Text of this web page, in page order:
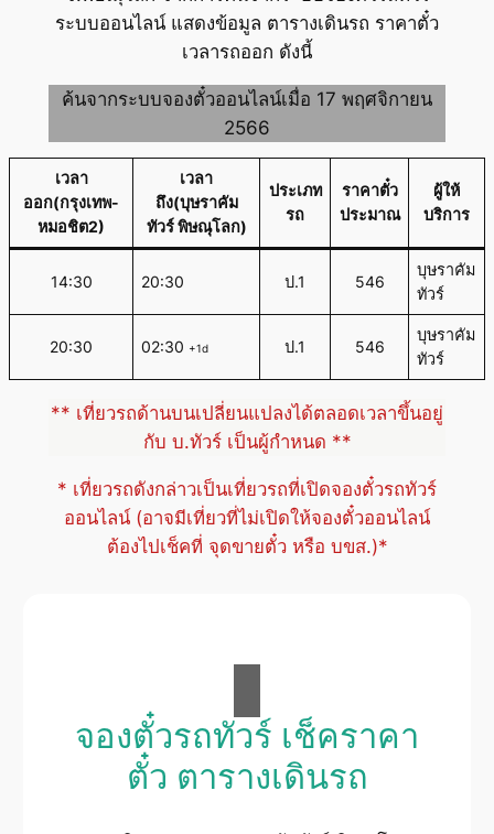
ระบบออนไลน์ แสดงข้อมูล ตารางเดินรถ ราคาตั๋ว
เวลารถออก ดังนี้
ค้นจากระบบจองตั๋วออนไลน์เมื่อ 17 พฤศจิกายน
2566
เวลา
ออก(กรุงเทพ-
หมอชิต2)
เวลา
ถึง(บุษราคัม
ทัวร์ พิษณุโลก)
ประเภท
รถ
ราคาตั๋ว
ประมาณ
ผู้ให้
บริการ
14:30 20:30 ป.1 546
บุษราคัม
ทัวร์
20:30 02:30 +1d ป.1 546
บุษราคัม
ทัวร์
** เที่ยวรถด้านบนเปลี่ยนแปลงได้ตลอดเวลาขึ้นอยู่
กับ บ.ทัวร์ เป็นผู้กำหนด **
* เที่ยวรถดังกล่าวเป็นเที่ยวรถที่เปิดจองตั๋วรถทัวร์
ออนไลน์ (อาจมีเที่ยวที่ไม่เปิดให้จองตั๋วออนไลน์
ต้องไปเช็คที่ จุดขายตั๋ว หรือ บขส.)*
จองตั๋วรถทัวร์ เช็คราคา
ตั๋ว ตารางเดินรถ